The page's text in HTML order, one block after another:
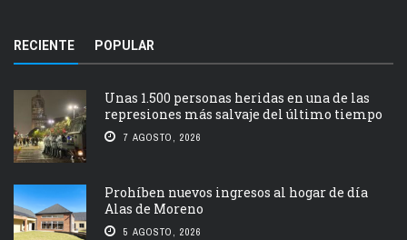
RECIENTE POPULAR
Unas 1.500 personas heridas en una de las
represiones más salvaje del último tiempo
7 AGOSTO, 2026
Prohíben nuevos ingresos al hogar de día
Alas de Moreno
5 AGOSTO, 2026